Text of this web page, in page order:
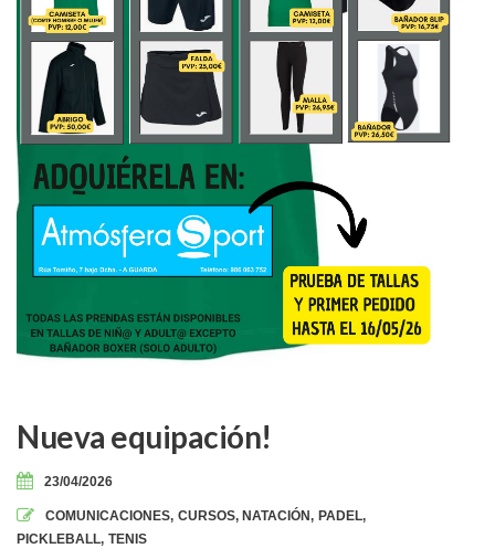
Nueva equipación!
23/04/2026
COMUNICACIONES, CURSOS, NATACIÓN, PADEL,
PICKLEBALL, TENIS